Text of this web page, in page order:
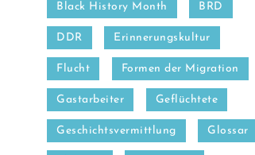
Black History Month BRD
DDR Erinnerungskultur
Flucht Formen der Migration
Gastarbeiter Geflüchtete
Geschichtsvermittlung Glossar